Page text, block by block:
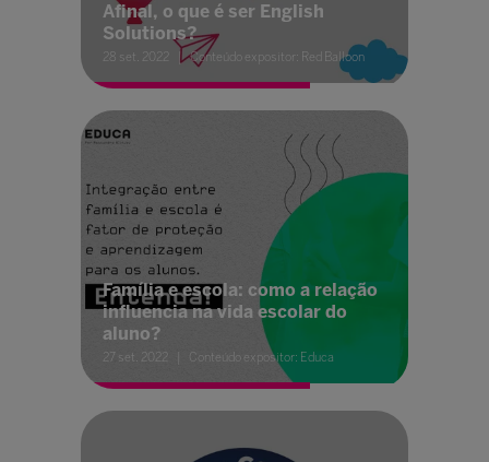
Afinal, o que é ser English
Solutions?
28 set. 2022 Conteúdo expositor: Red Balloon
Família e escola: como a relação
influencia na vida escolar do
aluno?
27 set. 2022 Conteúdo expositor: Educa